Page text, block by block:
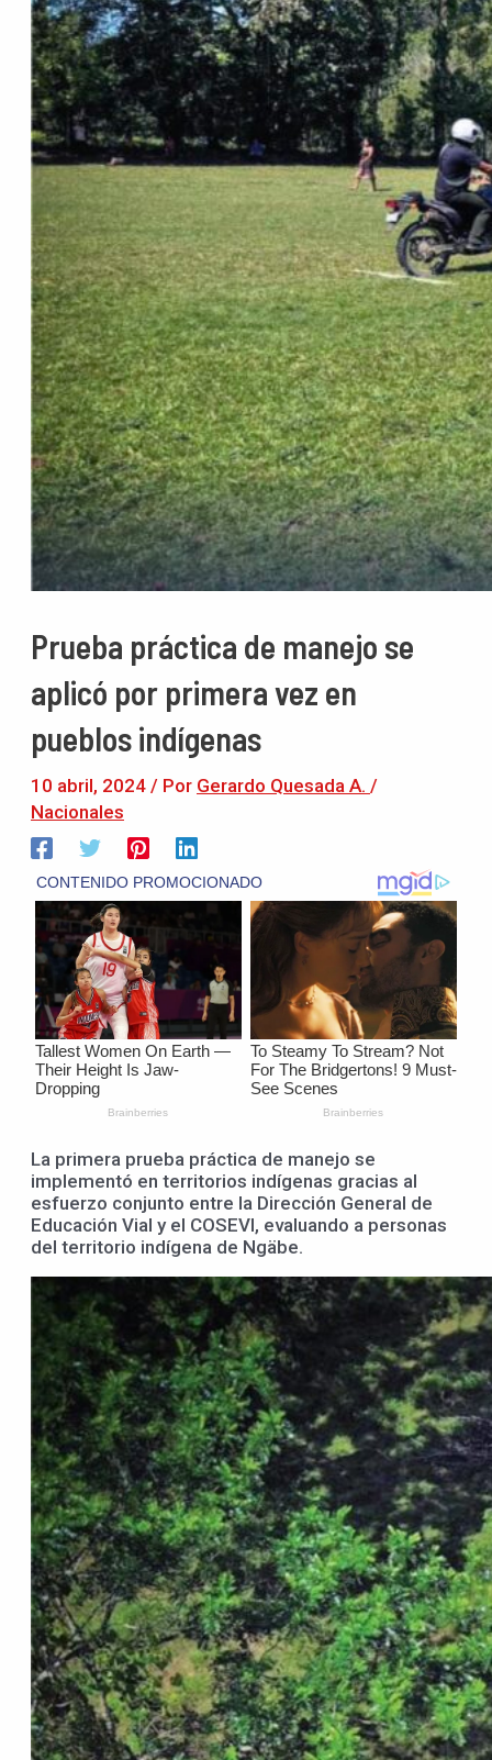
Prueba práctica de manejo se
aplicó por primera vez en
pueblos indígenas
10 abril, 2024 / Por Gerardo Quesada A. /
Nacionales
La primera prueba práctica de manejo se
implementó en territorios indígenas gracias al
esfuerzo conjunto entre la Dirección General de
Educación Vial y el COSEVI, evaluando a personas
del territorio indígena de Ngäbe.